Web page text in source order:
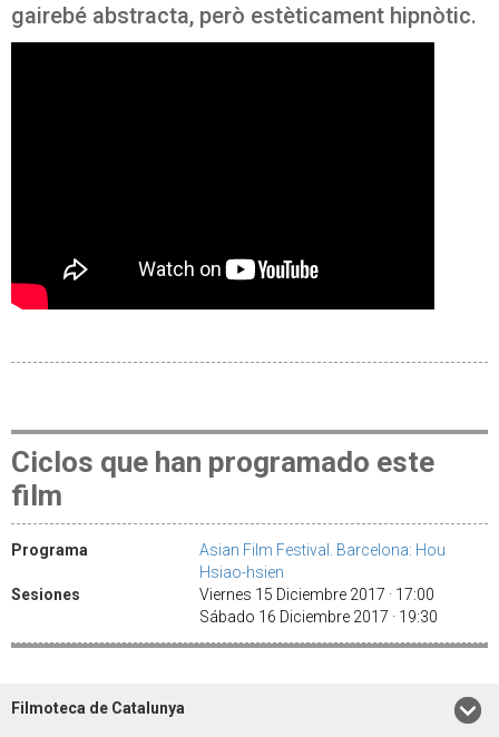
gairebé abstracta, però estèticament hipnòtic.
Ciclos que han programado este
film
Programa
Asian Film Festival. Barcelona: Hou
Hsiao-hsien
Sesiones
Viernes 15 Diciembre 2017 · 17:00
Sábado 16 Diciembre 2017 · 19:30
Filmoteca de Catalunya